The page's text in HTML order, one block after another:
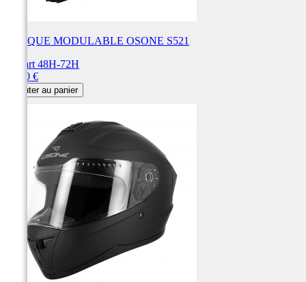
CASQUE MODULABLE OSONE S521
Départ 48H-72H
99,90 €
Ajouter au panier